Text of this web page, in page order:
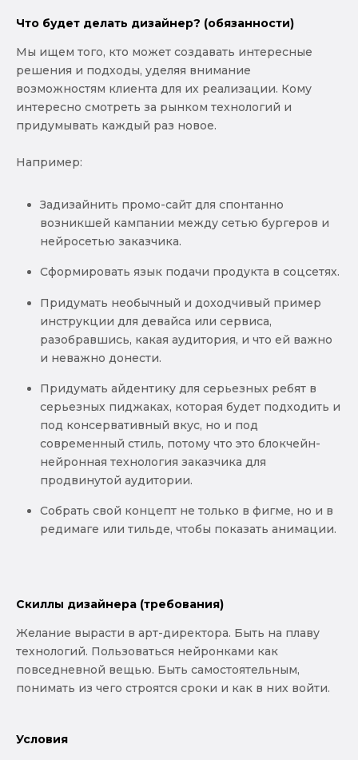
Что будет делать дизайнер? (обязанности)
Мы ищем того, кто может создавать интересные
решения и подходы, уделяя внимание
возможностям клиента для их реализации. Кому
интересно смотреть за рынком технологий и
придумывать каждый раз новое.
Например:
Задизайнить промо-сайт для спонтанно
возникшей кампании между сетью бургеров и
нейросетью заказчика.
Сформировать язык подачи продукта в соцсетях.
Придумать необычный и доходчивый пример
инструкции для девайса или сервиса,
разобравшись, какая аудитория, и что ей важно
и неважно донести.
Придумать айдентику для серьезных ребят в
серьезных пиджаках, которая будет подходить и
под консервативный вкус, но и под
современный стиль, потому что это блокчейн-
нейронная технология заказчика для
продвинутой аудитории.
Собрать свой концепт не только в фигме, но и в
редимаге или тильде, чтобы показать анимации.
Скиллы дизайнера (требования)
Желание вырасти в арт-директора. Быть на плаву
технологий. Пользоваться нейронками как
повседневной вещью. Быть самостоятельным,
понимать из чего строятся сроки и как в них войти.
Условия